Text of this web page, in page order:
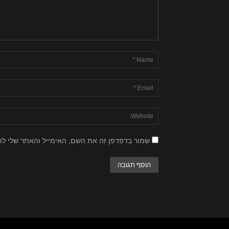
שמור בדפדפן זה את השם, האימייל והאתר שלי